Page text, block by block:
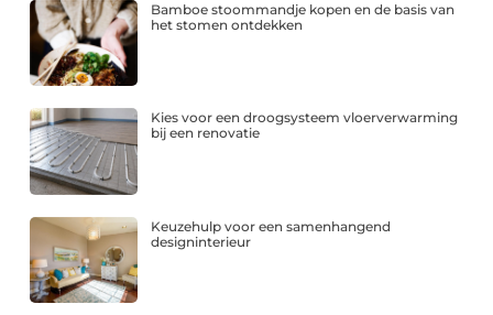
Bamboe stoommandje kopen en de basis van
het stomen ontdekken
Kies voor een droogsysteem vloerverwarming
bij een renovatie
Keuzehulp voor een samenhangend
designinterieur